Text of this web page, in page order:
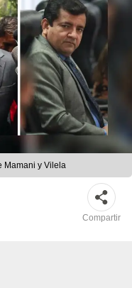
Mamani y Vilela
Compartir